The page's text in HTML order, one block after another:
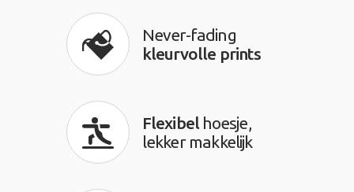
Never-fading
kleurvolle prints
Flexibelhoesje,
lekker makkelijk